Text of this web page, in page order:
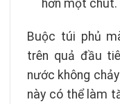
hơn một chút.
Buộc túi phủ
trên quả đầu
nước không
này có thể làm